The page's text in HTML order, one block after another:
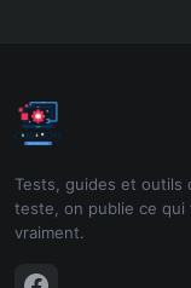
Tests, guides et
teste, on publie ce qui
vraiment.